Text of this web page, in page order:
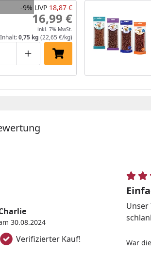
um eins verringern
manuell eingeben
Produktmenge um eins erhöhen
In den Einkaufswagen
-9% UVP 18,87 €
16,99 €
inkl. 7% MwSt.
Inhalt:0,75 kg (22,65 €/kg)
Verifizierter Kauf!
30.08.2024
Unser
War